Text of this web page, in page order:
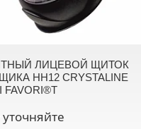
ЛИЦЕВОЙ ЩИТОК
НН12 CRYSTALINE
FAVORI®T